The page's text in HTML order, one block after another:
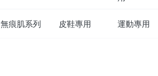
無痕肌系列 皮鞋專用 運動專用